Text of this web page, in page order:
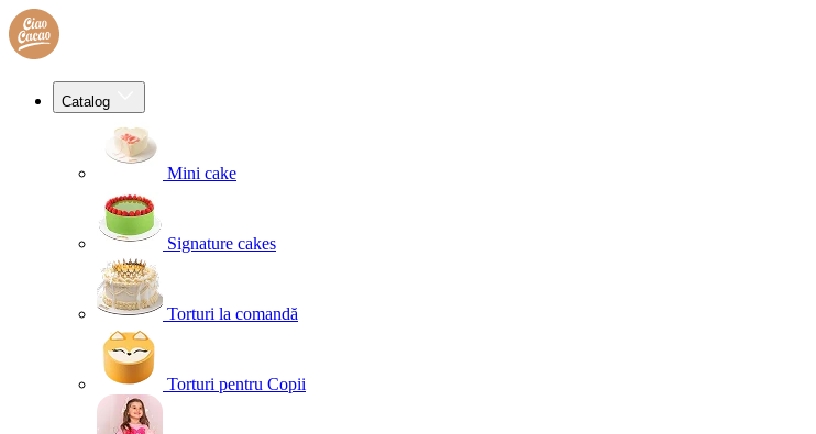
Catalog
Mini cake
Signature cakes
Torturi la comandă
Torturi pentru Copii